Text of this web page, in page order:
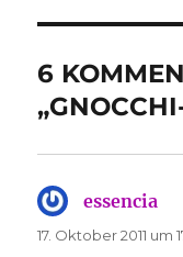
6
essencia
17. Oktober 2011 um